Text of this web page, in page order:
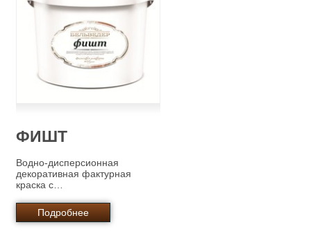
ФИШТ
Водно-дисперсионная
декоративная фактурная
краска с…
Подробнее